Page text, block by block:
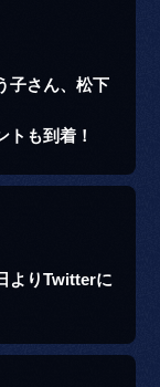
子さん、松下
トも到着！
よりTwitterに